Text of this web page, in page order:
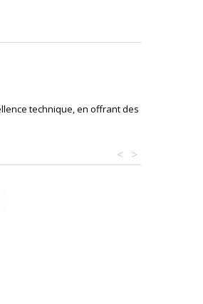
technique, en offrant des
>
<